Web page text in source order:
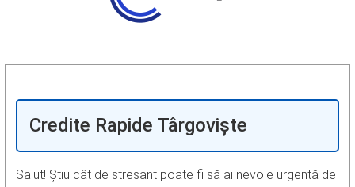
Credite Rapide Târgoviște
Salut! Știu cât de stresant poate fi să ai nevoie urgentă de